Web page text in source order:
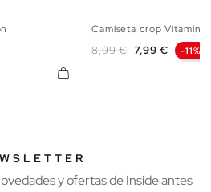
Camiseta crop Vitamin
Precio base
8,99 € Precio
7,99 € -11%
y ofertas de Inside antes